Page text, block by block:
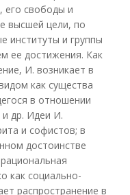
его свободы и
высшей цели, по
институты и группы
ее достижения. Как
И. возникает в
как существа
в отношении
др. Идеи И.
и софистов; в
достоинстве
как социально-
распространение в